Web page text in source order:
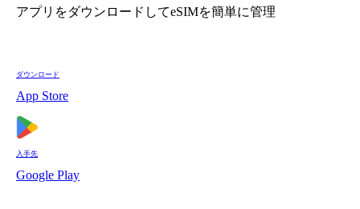
アプリをダウンロードしてeSIMを簡単に管理
ダウンロード
App Store
入手先
Google Play